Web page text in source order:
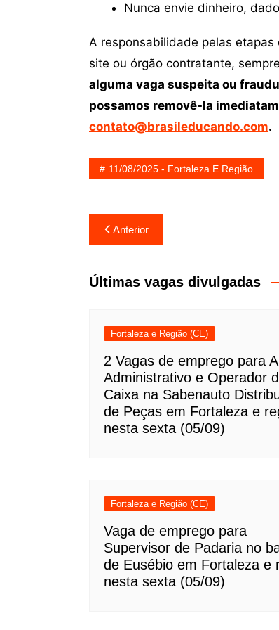
Nunca envie dinheiro,
A responsabilidade pelas
site ou órgão contratante,
alguma vaga suspeita ou
possamos removê-la
contato@brasileducando.com.
11/08/2025 - Fortaleza E Região
Navegação
de
Post
Anterior
Últimas vagas divulgadas
Fortaleza e Região (CE)
2 Vagas de emprego para
Administrativo e Operador
Caixa na Sabenauto
de Peças em Fortaleza e
nesta sexta (05/09)
Fortaleza e Região (CE)
Vaga de emprego para
Supervisor de Padaria no
de Eusébio em Fortaleza e
nesta sexta (05/09)